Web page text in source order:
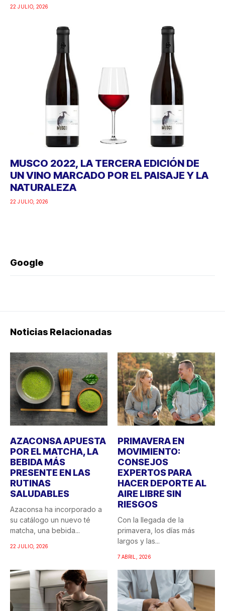
22 JULIO, 2026
MUSCO 2022, LA TERCERA EDICIÓN DE
UN VINO MARCADO POR EL PAISAJE Y LA
NATURALEZA
22 JULIO, 2026
Google
Noticias Relacionadas
AZACONSA APUESTA
POR EL MATCHA, LA
BEBIDA MÁS
PRESENTE EN LAS
RUTINAS
SALUDABLES
Azaconsa ha incorporado a
su catálogo un nuevo té
matcha, una bebida...
22 JULIO, 2026
PRIMAVERA EN
MOVIMIENTO:
CONSEJOS
EXPERTOS PARA
HACER DEPORTE AL
AIRE LIBRE SIN
RIESGOS
Con la llegada de la
primavera, los días más
largos y las...
7 ABRIL, 2026